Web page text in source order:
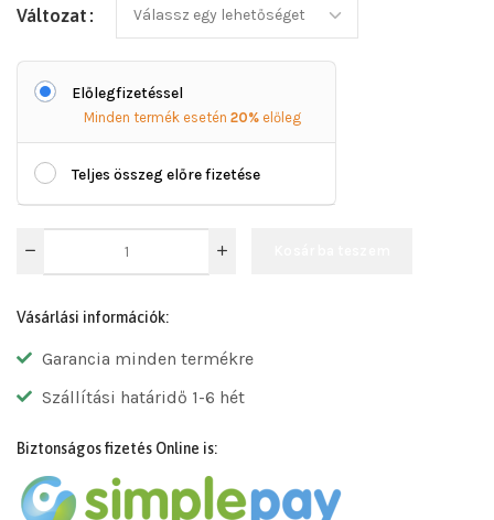
Változat
Előlegfizetéssel
Minden termék esetén 20% előleg
Teljes összeg előre fizetése
Vásárlási információk:
Garancia minden termékre
Szállítási határidő 1-6 hét
Biztonságos fizetés Online is: